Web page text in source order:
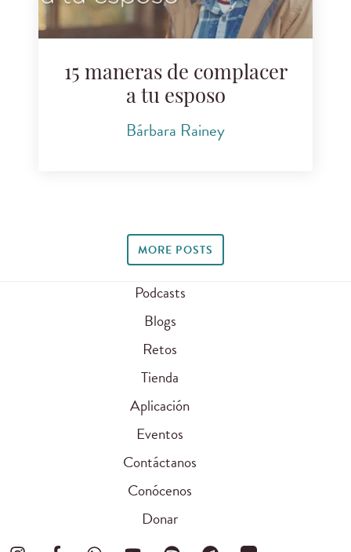
15 maneras de complacer
a tu esposo
Bárbara Rainey
MORE POSTS
Podcasts
Blogs
Retos
Tienda
Aplicación
Eventos
Contáctanos
Conócenos
Donar